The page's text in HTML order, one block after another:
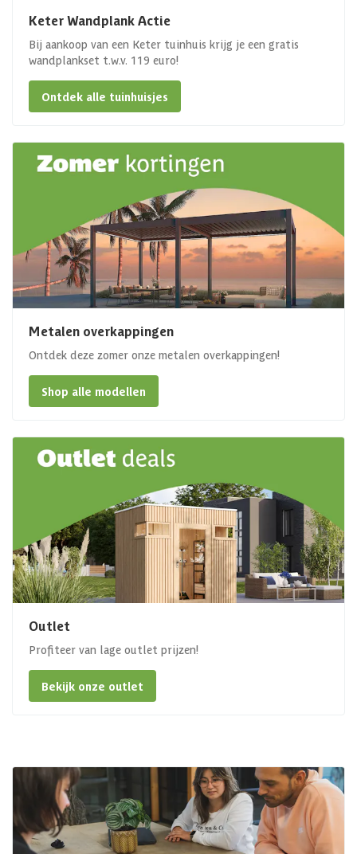
Keter Wandplank Actie
Bij aankoop van een Keter tuinhuis krijg je een gratis
wandplankset t.w.v. 119 euro!
Ontdek alle tuinhuisjes
Metalen overkappingen
Ontdek deze zomer onze metalen overkappingen!
Shop alle modellen
Outlet
Profiteer van lage outlet prijzen!
Bekijk onze outlet